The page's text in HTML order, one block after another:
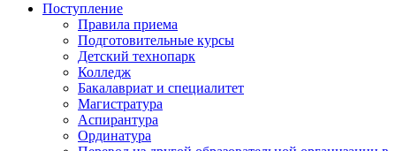
Поступление
Правила приема
Подготовительные курсы
Детский технопарк
Колледж
Бакалавриат и специалитет
Магистратура
Аспирантура
Ординатура